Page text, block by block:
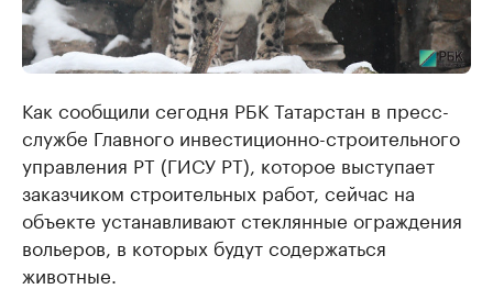
Как сообщили сегодня РБК Татарстан в пресс-
службе Главного инвестиционно-строительного
управления РТ (ГИСУ РТ), которое выступает
заказчиком строительных работ, сейчас на
объекте устанавливают стеклянные ограждения
вольеров, в которых будут содержаться
животные.